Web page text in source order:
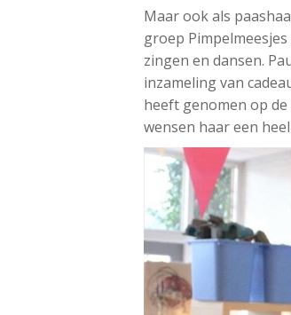
Maar ook als
groep
zingen en dansen.
inzameling van
heeft genomen op
wensen haar een